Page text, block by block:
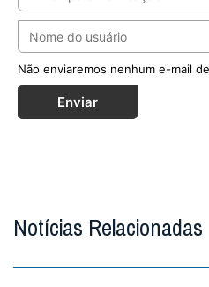
Não enviaremos nenhum e-mail
Enviar
Notícias Relacionadas